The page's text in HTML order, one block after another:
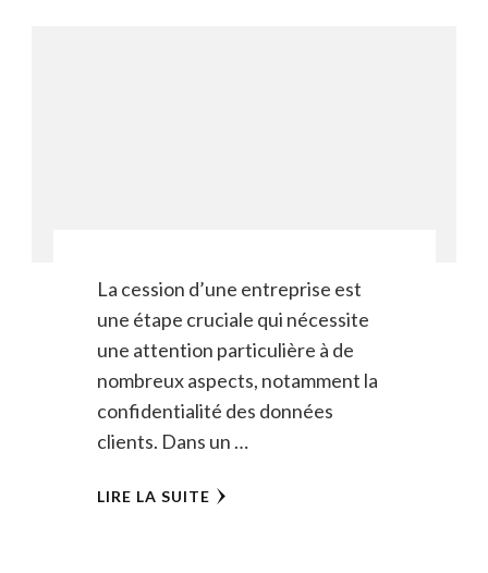
La cession d’une entreprise est
une étape cruciale qui nécessite
une attention particulière à de
nombreux aspects, notamment la
confidentialité des données
clients. Dans un …
LIRE LA SUITE